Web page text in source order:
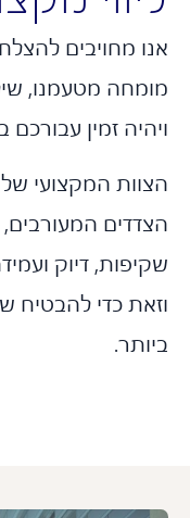
מחויבים
מטעמנו,
זמין עבורכם
המקצועי שלנו
המעורבים,
דיוק ועמידה
כדי להבטיח שכל